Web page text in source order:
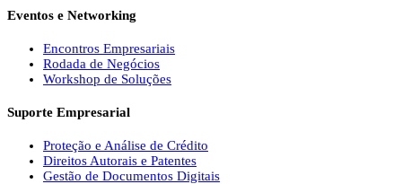
Eventos e Networking
Encontros Empresariais
Rodada de Negócios
Workshop de Soluções
Suporte Empresarial
Proteção e Análise de Crédito
Direitos Autorais e Patentes
Gestão de Documentos Digitais